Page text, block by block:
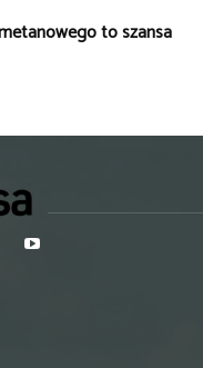
to szansa